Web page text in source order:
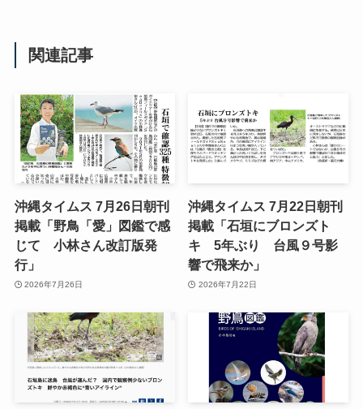
関連記事
沖縄タイムス 7月26日朝刊
掲載「野鳥「愛」図鑑で感
じて 小林さん改訂版発
行」
2026年7月26日
沖縄タイムス 7月22日朝刊
掲載「石垣にブロンズト
キ 5年ぶり 台風９号影
響で飛来か」
2026年7月22日